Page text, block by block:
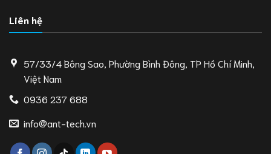
Liên hệ
57/33/4 Bông Sao, Phường Bình Đông, TP Hồ Chí Minh,
Việt Nam
0936 237 688
info@ant-tech.vn